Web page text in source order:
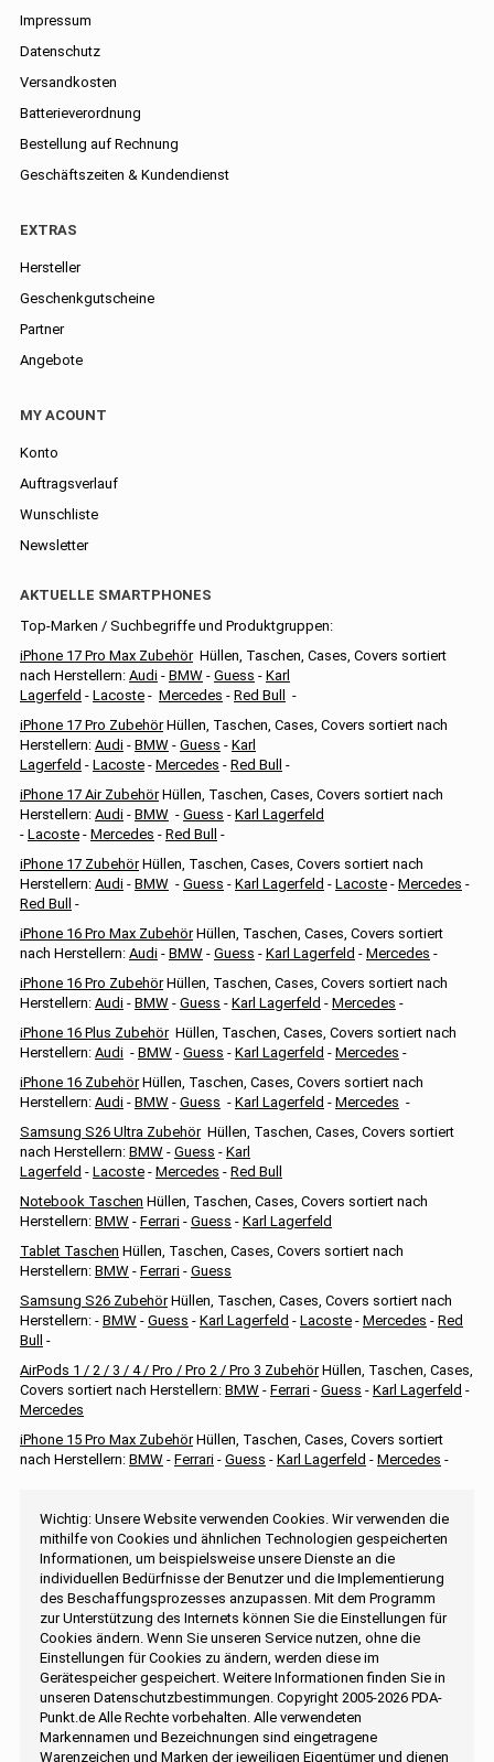
Impressum
Datenschutz
Versandkosten
Batterieverordnung
Bestellung auf Rechnung
Geschäftszeiten & Kundendienst
EXTRAS
Hersteller
Geschenkgutscheine
Partner
Angebote
MY ACOUNT
Konto
Auftragsverlauf
Wunschliste
Newsletter
AKTUELLE SMARTPHONES
Top-Marken / Suchbegriffe und Produktgruppen:
iPhone 17 Pro Max ZubehörHüllen, Taschen, Cases, Covers sortiert
nach Herstellern: Audi - BMW - Guess - Karl
Lagerfeld - Lacoste - Mercedes - Red Bull
-
iPhone 17 Pro ZubehörHüllen, Taschen, Cases, Covers sortiert nach
Herstellern: Audi - BMW - Guess - Karl
Lagerfeld - Lacoste - Mercedes - Red Bull
-
iPhone 17 Air ZubehörHüllen, Taschen, Cases, Covers sortiert nach
Herstellern: Audi - BMW - Guess - Karl Lagerfeld
- Lacoste - Mercedes - Red Bull
-
iPhone 17 ZubehörHüllen, Taschen, Cases, Covers sortiert nach
Herstellern: Audi - BMW - Guess - Karl Lagerfeld - Lacoste - Mercedes -
Red Bull
-
iPhone 16 Pro Max ZubehörHüllen, Taschen, Cases, Covers sortiert
nach Herstellern: Audi - BMW - Guess - Karl Lagerfeld - Mercedes -
iPhone 16 Pro ZubehörHüllen, Taschen, Cases, Covers sortiert nach
Herstellern: Audi - BMW - Guess - Karl Lagerfeld - Mercedes -
iPhone 16 Plus ZubehörHüllen, Taschen, Cases, Covers sortiert nach
Herstellern: Audi - BMW - Guess - Karl Lagerfeld - Mercedes -
iPhone 16 ZubehörHüllen, Taschen, Cases, Covers sortiert nach
Herstellern: Audi - BMW - Guess - Karl Lagerfeld - Mercedes -
Samsung S26 Ultra ZubehörHüllen, Taschen, Cases, Covers sortiert
nach Herstellern: BMW - Guess - Karl
Lagerfeld - Lacoste - Mercedes - Red Bull
Notebook Taschen Hüllen, Taschen, Cases, Covers sortiert nach
Herstellern: BMW - Ferrari - Guess - Karl Lagerfeld
Tablet Taschen Hüllen, Taschen, Cases, Covers sortiert nach
Herstellern: BMW - Ferrari - Guess
Samsung S26 ZubehörHüllen, Taschen, Cases, Covers sortiert nach
Herstellern: - BMW - Guess - Karl Lagerfeld - Lacoste - Mercedes - Red
Bull
-
AirPods 1 / 2 / 3 / 4 / Pro / Pro 2 / Pro 3 ZubehörHüllen, Taschen, Cases,
Covers sortiert nach Herstellern: BMW - Ferrari - Guess - Karl Lagerfeld -
Mercedes
iPhone 15 Pro Max ZubehörHüllen, Taschen, Cases, Covers sortiert
nach Herstellern: BMW - Ferrari - Guess - Karl Lagerfeld - Mercedes -
Wichtig: Unsere Website verwenden Cookies. Wir verwenden die
mithilfe von Cookies und ähnlichen Technologien gespeicherten
Informationen, um beispielsweise unsere Dienste an die
individuellen Bedürfnisse der Benutzer und die Implementierung
des Beschaffungsprozesses anzupassen. Mit dem Programm
zur Unterstützung des Internets können Sie die Einstellungen für
Cookies ändern. Wenn Sie unseren Service nutzen, ohne die
Einstellungen für Cookies zu ändern, werden diese im
Gerätespeicher gespeichert. Weitere Informationen finden Sie in
unseren Datenschutzbestimmungen. Copyright 2005-2026 PDA-
Punkt.de Alle Rechte vorbehalten. Alle verwendeten
Markennamen und Bezeichnungen sind eingetragene
Warenzeichen und Marken der jeweiligen Eigentümer und dienen